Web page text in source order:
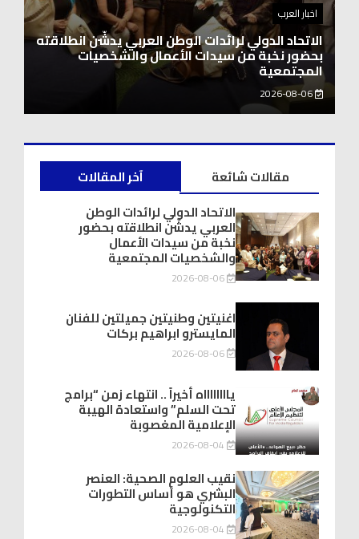
اخبار العرب
اغنيتين وطنيتين جميلتين للفنان المايسترو ابراهيم
بركات
2026-08-06
آخر المقالات
مقالات شائعة
الاتحاد الدولي لرائدات الوطن
العربي يدشّن انطلاقته بحضور
نخبة من سيدات الأعمال
والشخصيات المجتمعية
2026-08-06
اغنيتين وطنيتين جميلتين للفنان
المايسترو ابراهيم بركات
2026-08-06
يااااااااه أخيراً .. انتهاء زمن “برامج
تحت السلم” واستعادة الهيبة
الإعلامية المغصوبة
2026-08-04
نقيب العلوم الصحية: العنصر
البشري هو أساس التطورات
التكنولوجية
2026-08-04